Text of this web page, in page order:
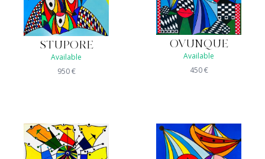
STUPORE
Available
950€
OVUNQUE
Available
450€